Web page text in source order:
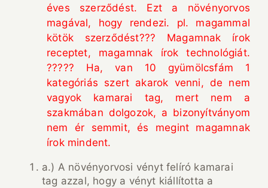
éves szerződést. Ezt a növényorvos
magával, hogy rendezi. pl. magammal
kötök szerződést??? Magamnak írok
receptet, magamnak írok technológiát.
????? Ha, van 10 gyümölcsfám 1
kategóriás szert akarok venni, de nem
vagyok kamarai tag, mert nem a
szakmában dolgozok, a bizonyítványom
nem ér semmit, és megint magamnak
írok mindent.
a.) A növényorvosi vényt felíró kamarai
tag azzal, hogy a vényt kiállította a